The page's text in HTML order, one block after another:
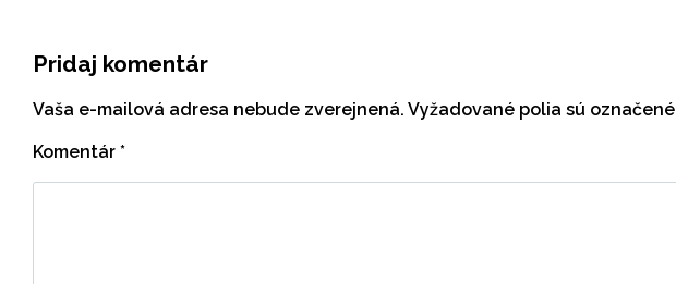
Pridaj komentár
Vaša e-mailová adresa nebude zverejnená. Vyžadované polia sú označené
Komentár *